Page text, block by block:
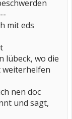
mit eds
lübeck, wo die
weiterhelfen
nen doc
und sagt,